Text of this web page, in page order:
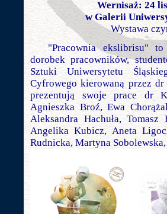
Wernisaż: 24
w Galerii
Wystawa
"Pracownia ekslibrisu"
dorobek pracowników,
Sztuki Uniwersytetu
Cyfrowego kierowaną przez
prezentują swoje prace dr
Agnieszka Broź, Ewa
Aleksandra Hachuła,
Angelika Kubicz, Aneta
Rudnicka, Martyna